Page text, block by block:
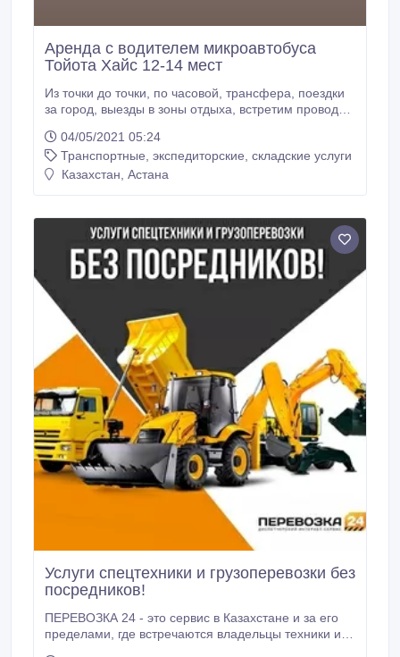
Аренда с водителем микроавтобуса
Тойота Хайс 12-14 мест
Из точки до точки, по часовой, трансфера, поездки
за город, выезды в зоны отдыха, встретим проводим
04/05/2021 05:24
Транспортные, экспедиторские, складские услуги
Казахстан, Астана
Услуги спецтехники и грузоперевозки без
посредников!
ПЕРЕВОЗКА 24 - это сервис в Казахстане и за его
пределами, где встречаются владельцы техники и